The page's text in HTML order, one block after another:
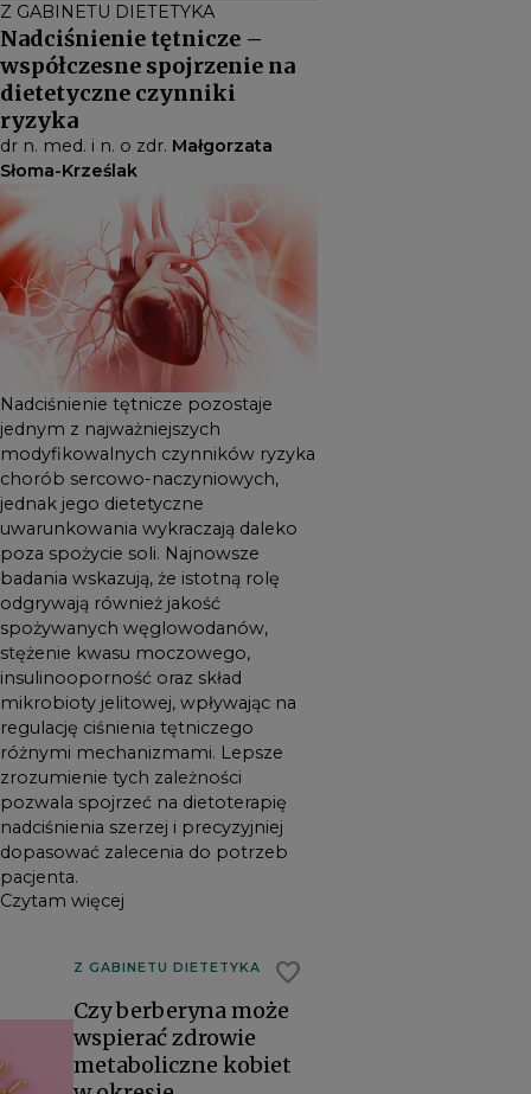
naczyniowych, jednak jego
dietetyczne uwarunkowania
wykraczają daleko poza
spożycie soli. Najnowsze
badania wskazują, że istotną
rolę odgrywają również
jakość spożywanych
węglowodanów, stężenie
kwasu moczowego,
insulinooporność oraz skład
mikrobioty jelitowej,
wpływając na regulację
ciśnienia tętniczego różnymi
mechanizmami. Lepsze
zrozumienie tych zależności
pozwala spojrzeć na
dietoterapię nadciśnienia
szerzej i precyzyjniej
dopasować zalecenia do
potrzeb pacjenta.
Z GABINETU DIETETYKA
Nadciśnienie tętnicze –
współczesne spojrzenie na
dietetyczne czynniki
ryzyka
dr n. med. i n. o zdr. Małgorzata
Słoma-Krześlak
Nadciśnienie tętnicze pozostaje
jednym z najważniejszych
modyfikowalnych czynników ryzyka
chorób sercowo-naczyniowych,
jednak jego dietetyczne
uwarunkowania wykraczają daleko
poza spożycie soli. Najnowsze
badania wskazują, że istotną rolę
odgrywają również jakość
spożywanych węglowodanów,
stężenie kwasu moczowego,
insulinooporność oraz skład
mikrobioty jelitowej, wpływając na
regulację ciśnienia tętniczego
różnymi mechanizmami. Lepsze
zrozumienie tych zależności
pozwala spojrzeć na dietoterapię
nadciśnienia szerzej i precyzyjniej
dopasować zalecenia do potrzeb
pacjenta.
Czytam więcej
Z GABINETU DIETETYKA favorite
Czy berberyna może
wspierać zdrowie
metaboliczne kobiet